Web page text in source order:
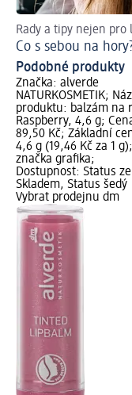
Rady a tipy nejen pro
Co s sebou na
Podobné produkty
Značka: alverde
NATURKOSMETIK;
produktu: balzám na
Raspberry, 4,6 g;
89,50 Kč; Základní
4,6 g (19,46 Kč za 1
značka grafika;
Dostupnost: Status
Skladem, Status šedý
Vybrat prodejnu dm